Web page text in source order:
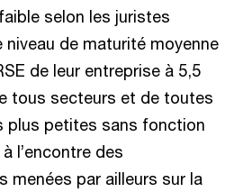
selon les juristes
niveau de maturité moyenne
de leur entreprise à 5,5
tous secteurs et de toutes
plus petites sans fonction
l’encontre des
menées par ailleurs sur la